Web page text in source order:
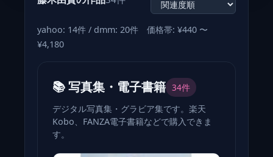
yahoo: 14件 / dmm: 20件 価格帯: ¥440 〜
¥4,180
📚 写真集・電子書籍 34件
デジタル写真集・グラビア集です。楽天
Kobo、FANZA電子書籍などで購入できま
す。